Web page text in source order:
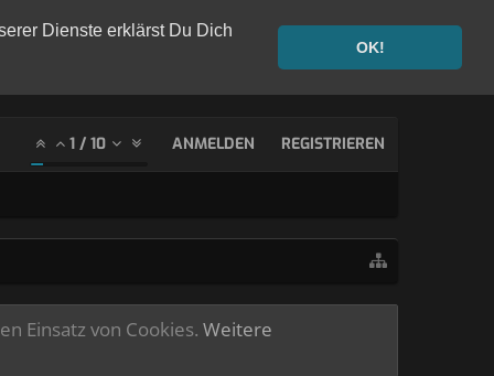
Dienste erklärst Du Dich
OK!
1 / 10 ANMELDEN REGISTRIEREN
Einsatz von Cookies. Weitere